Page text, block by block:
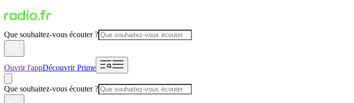
Que souhaitez-vous écouter ?
Ouvrir l'appDécouvrir Prime
Que souhaitez-vous écouter ?